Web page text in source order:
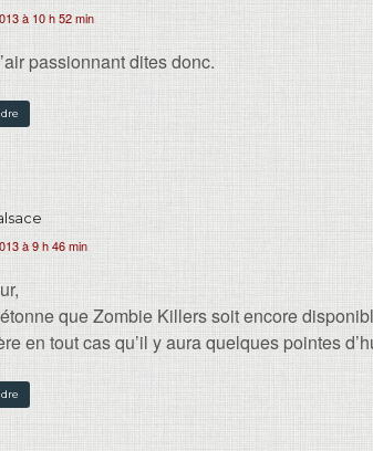
à 10 h 52 min
passionnant dites donc.
à 9 h 46 min
que Zombie Killers soit encore
en tout cas qu’il y aura quelques pointes